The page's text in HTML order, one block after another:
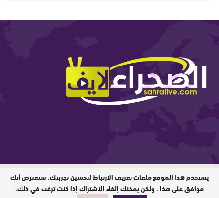
المدير المسؤول : ابيبك المحفوظ / جميع
الحقوق محفوظة © 2026
يستخدم هذا الموقع ملفات تعريف الارتباط لتحسين تجربتك. سنفترض أنك
موافق على هذا ، ولكن يمكنك إلغاء الاشتراك إذا كنت ترغب في ذلك.